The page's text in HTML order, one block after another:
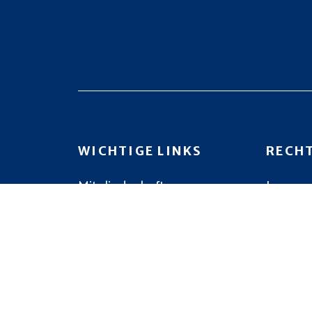
WICHTIGE LINKS
Mitgliedschaft